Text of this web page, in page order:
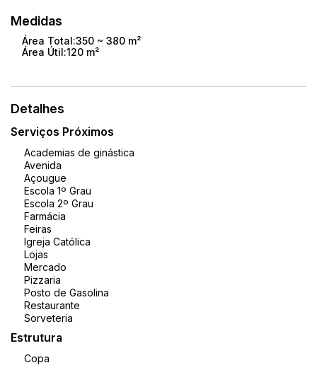
Medidas
Área Total:350 ~ 380 m²
Área Útil:120 m²
Detalhes
Serviços Próximos
Academias de ginástica
Avenida
Açougue
Escola 1º Grau
Escola 2º Grau
Farmácia
Feiras
Igreja Católica
Lojas
Mercado
Pizzaria
Posto de Gasolina
Restaurante
Sorveteria
Estrutura
Copa